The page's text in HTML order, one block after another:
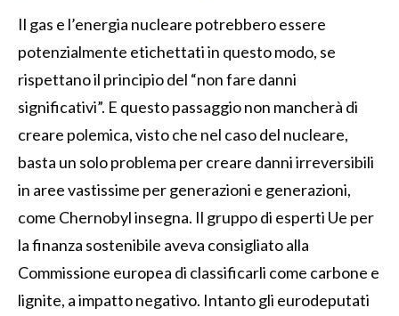
Il gas e l’energia nucleare potrebbero essere
potenzialmente etichettati in questo modo, se
rispettano il principio del “non fare danni
significativi”. E questo passaggio non mancherà di
creare polemica, visto che nel caso del nucleare,
basta un solo problema per creare danni irreversibili
in aree vastissime per generazioni e generazioni,
come Chernobyl insegna. Il gruppo di esperti Ue per
la finanza sostenibile aveva consigliato alla
Commissione europea di classificarli come carbone e
lignite, a impatto negativo. Intanto gli eurodeputati